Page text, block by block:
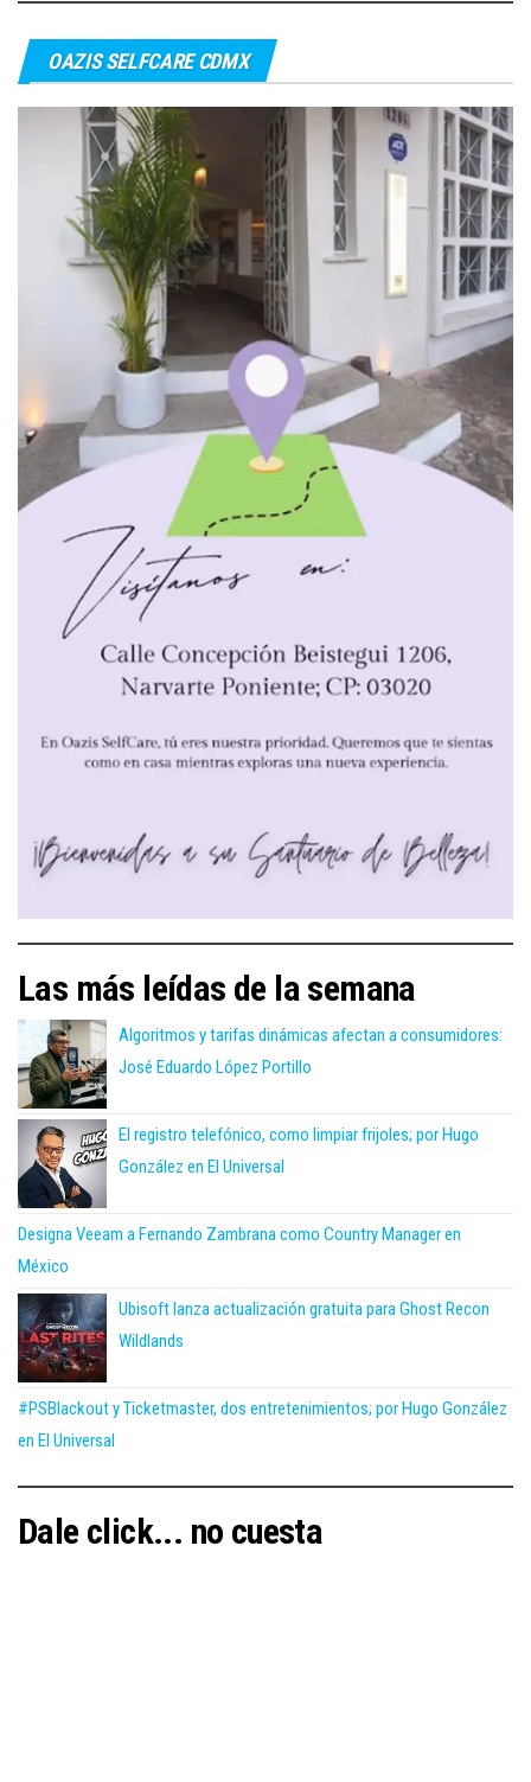
OAZIS SELFCARE CDMX
Las más leídas de la semana
Algoritmos y tarifas dinámicas afectan a consumidores:
José Eduardo López Portillo
El registro telefónico, como limpiar frijoles; por Hugo
González en El Universal
Designa Veeam a Fernando Zambrana como Country Manager en
México
Ubisoft lanza actualización gratuita para Ghost Recon
Wildlands
#PSBlackout y Ticketmaster, dos entretenimientos; por Hugo González
en El Universal
Dale click... no cuesta